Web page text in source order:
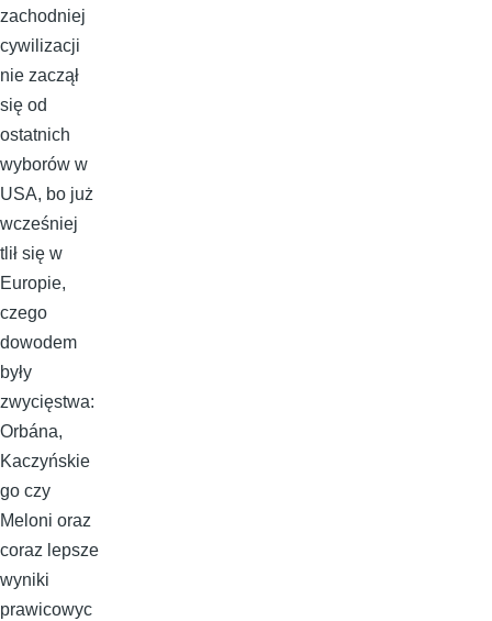
zachodniej
cywilizacji
nie zaczął
się od
ostatnich
wyborów w
USA, bo już
wcześniej
tlił się w
Europie,
czego
dowodem
były
zwycięstwa:
Orbána,
Kaczyńskie
go czy
Meloni oraz
coraz lepsze
wyniki
prawicowyc